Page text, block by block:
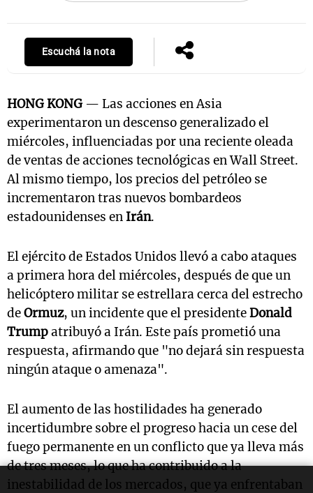
Escuchá la nota
HONG KONG — Las acciones en Asia
experimentaron un descenso generalizado el
miércoles, influenciadas por una reciente oleada
de ventas de acciones tecnológicas en Wall Street.
Al mismo tiempo, los precios del petróleo se
incrementaron tras nuevos bombardeos
estadounidenses en Irán.
El ejército de Estados Unidos llevó a cabo ataques
a primera hora del miércoles, después de que un
helicóptero militar se estrellara cerca del estrecho
deOrmuz, un incidente que el presidenteDonald
Trumpatribuyó a Irán. Este país prometió una
respuesta, afirmando que "no dejará sin respuesta
ningún ataque o amenaza".
El aumento de las hostilidades ha generado
incertidumbre sobre el progreso hacia un cese del
fuego permanente en un conflicto que ya lleva más
de tres meses, lo que ha contribuido a la
inestabilidad de los mercados, que ya enfrentaban